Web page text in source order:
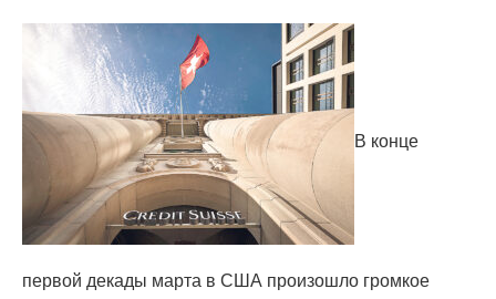
В конце
первой декады марта в США произошло громкое